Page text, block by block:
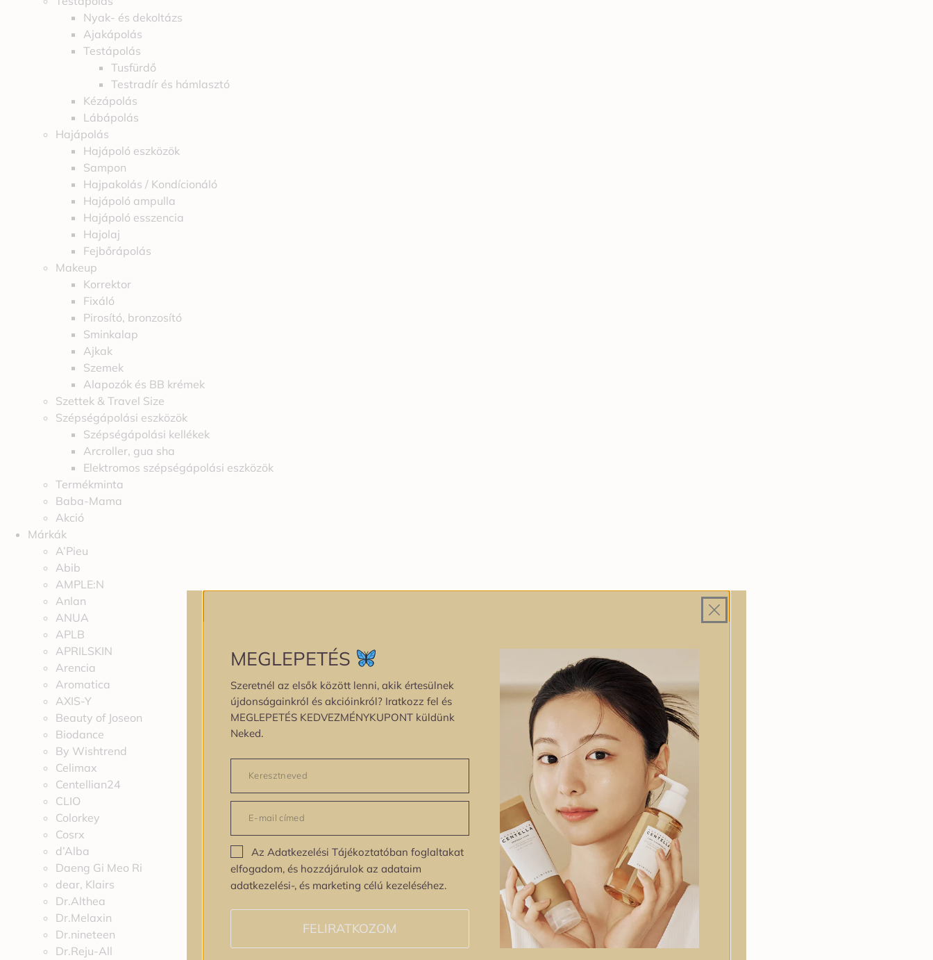
Nyak- és dekoltázs
Ajakápolás
Testápolás
Tusfürdő
Testradír és hámlasztó
Kézápolás
Lábápolás
Hajápolás
Hajápoló eszközök
Sampon
Hajpakolás / Kondícionáló
Hajápoló ampulla
Hajápoló esszencia
Hajolaj
Fejbőrápolás
Makeup
Korrektor
Fixáló
Pirosító, bronzosító
Sminkalap
Ajkak
Szemek
Alapozók és BB krémek
Szettek & Travel Size
Szépségápolási eszközök
Szépségápolási kellékek
Arcroller, gua sha
Elektromos szépségápolási eszközök
Termékminta
Baba-Mama
Akció
Márkák
A’Pieu
Abib
AMPLE:N
Anlan
ANUA
APLB
APRILSKIN
Arencia
Aromatica
AXIS-Y
Beauty of Joseon
Biodance
By Wishtrend
Celimax
Centellian24
CLIO
Colorkey
Cosrx
d’Alba
Daeng Gi Meo Ri
dear, Klairs
Dr.Althea
Dr.Melaxin
Dr.nineteen
Dr.Reju-All
MEGLEPETÉS
Szeretnél az elsők között lenni, akik értesülnek
újdonságainkról és akcióinkról? Iratkozz fel és
MEGLEPETÉS KEDVEZMÉNYKUPONT küldünk
Neked.
Az Adatkezelési Tájékoztatóban foglaltakat
elfogadom, és hozzájárulok az adataim
adatkezelési-, és marketing célú kezeléséhez.
FELIRATKOZOM